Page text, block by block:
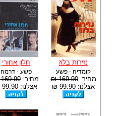
נזירות בלוז
קומדיה - פשע
מחיר:169.90 ₪
אצלנו: 99.90 ₪
חלון אחורי
פשע - דרמה
מחיר:169.90 ₪
אצלנו: 99.90 ₪